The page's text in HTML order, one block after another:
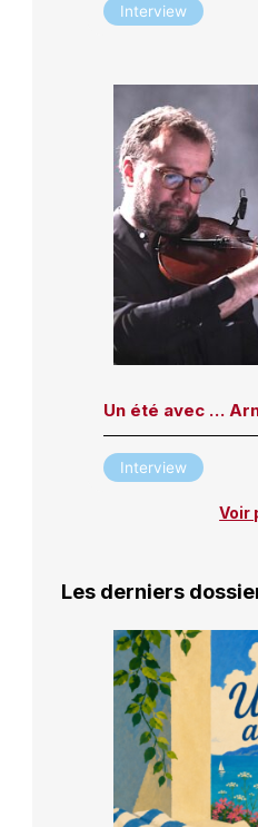
Interview
Un été avec …
Interview
Voir
Les derniers